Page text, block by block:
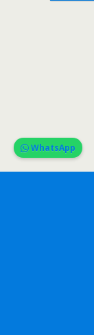
WhatsApp